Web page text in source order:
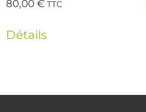
80,00€ TTC
Détails